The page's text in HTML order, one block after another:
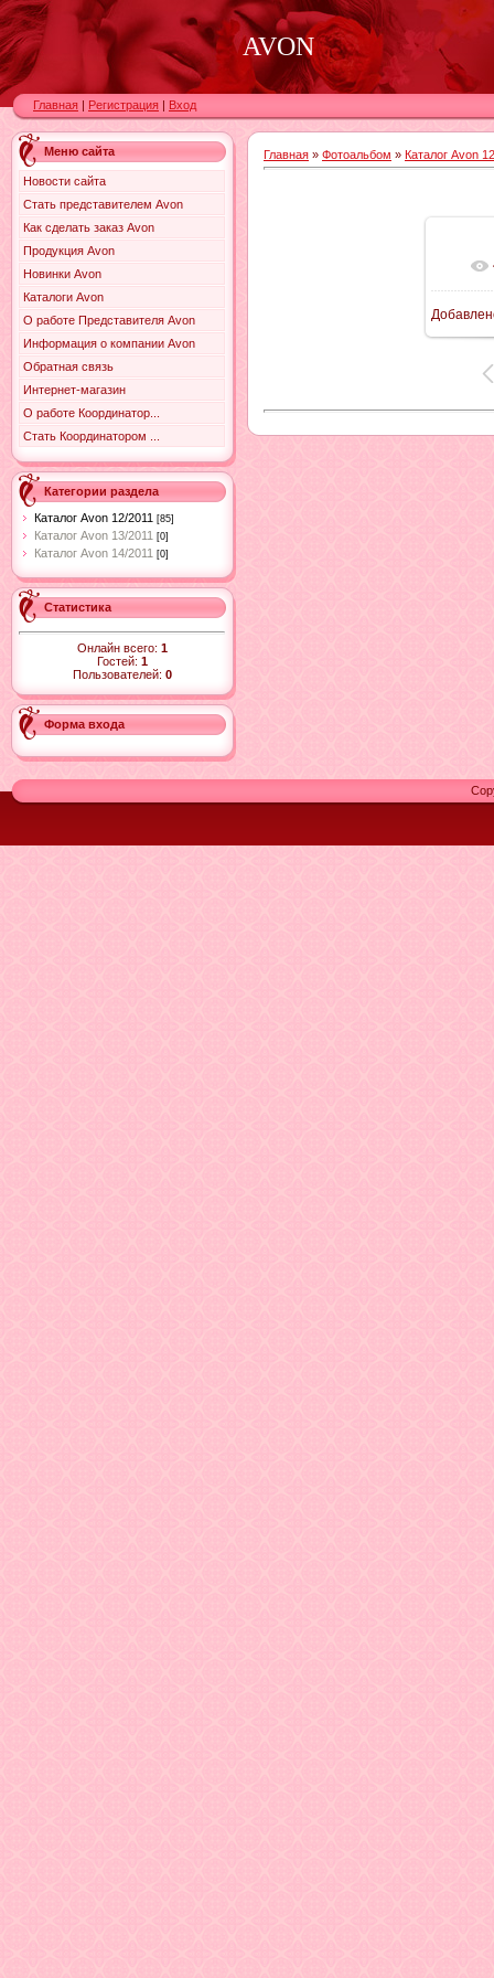
AVON
Главная | Регистрация | Вход
Меню сайта
Новости сайта
Стать представителем Avon
Как сделать заказ Avon
Продукция Avon
Новинки Avon
Каталоги Avon
О работе Представителя Avon
Информация о компании Avon
Обратная связь
Интернет-магазин
О работе Координатор...
Стать Координатором ...
Категории раздела
Каталог Avon 12/2011 [85]
Каталог Avon 13/2011 [0]
Каталог Avon 14/2011 [0]
Статистика
Онлайн всего: 1
Гостей: 1
Пользователей: 0
Форма входа
Главная » Фотоальбом » Каталог Avon